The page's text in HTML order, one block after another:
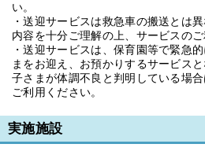
い。
・送迎サービスは救急車の搬送とは
内容を十分ご理解の上、サービスの
・送迎サービスは、保育園等で緊急
まをお迎え、お預かりするサービス
子さまが体調不良と判明している場
ご利用ください。
実施施設